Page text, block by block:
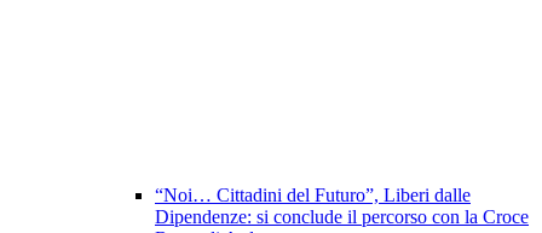
“Noi… Cittadini del Futuro”, Liberi dalle
Dipendenze: si conclude il percorso con la Croce